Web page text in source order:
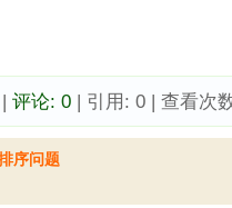
评论: 0| 引用: 0 | 查看次
序问题